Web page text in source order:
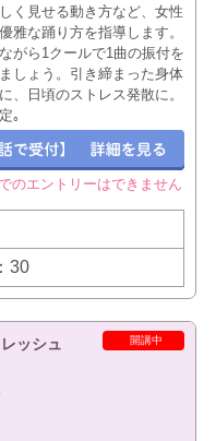
く見せる動き方など、女性
雅な踊り方を指導します。
がら1クールで1曲の振付を
しょう。引き締まった身体
、日頃のストレス発散に。
｡
のエントリーはできません
30
開講中
ッシュ